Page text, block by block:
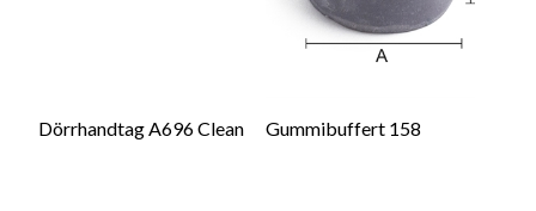
Dörrhandtag A696 Clean Gummibuffert 158